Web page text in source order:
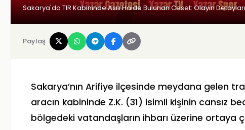
Sakarya'da TIR Kabininde Asılı Halde Bulunan Ceset: Olayın Detayları
Paylaş
Sakarya’nın Arifiye ilçesinde meydana gelen
aracın kabininde Z.K. (31) isimli kişinin cansız
bölgedeki vatandaşların ihbarı üzerine ortaya